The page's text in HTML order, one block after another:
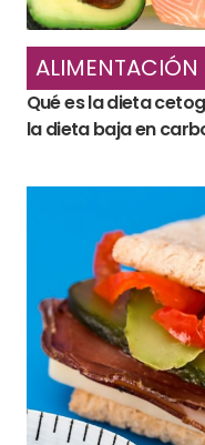
ALIMENTACIÓN
Qué es la dieta
la dieta baja en